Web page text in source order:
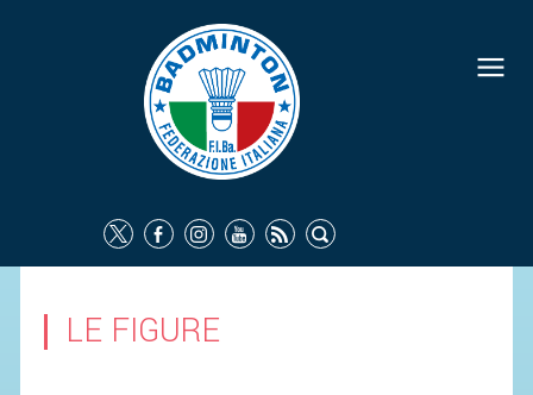
LE FIGURE
FEDERAZIONE
IDENTITÀ
COMMISSIONI FEDERALI
ORGANI TERRITORIALI